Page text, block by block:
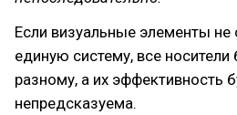
Если визуальные элементы
единую систему, все носители
разному, а их эффективность
непредсказуема.